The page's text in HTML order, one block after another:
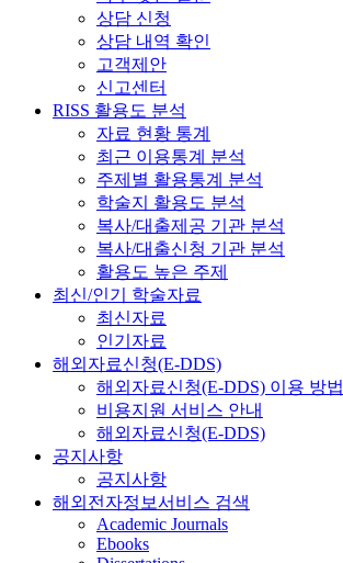
상담 신청
상담 내역 확인
고객제안
신고센터
RISS 활용도 분석
자료 현황 통계
최근 이용통계 분석
주제별 활용통계 분석
학술지 활용도 분석
복사/대출제공 기관 분석
복사/대출신청 기관 분석
활용도 높은 주제
최신/인기 학술자료
최신자료
인기자료
해외자료신청(E-DDS)
해외자료신청(E-DDS) 이용 방법
비용지원 서비스 안내
해외자료신청(E-DDS)
공지사항
공지사항
해외전자정보서비스 검색
Academic Journals
Ebooks